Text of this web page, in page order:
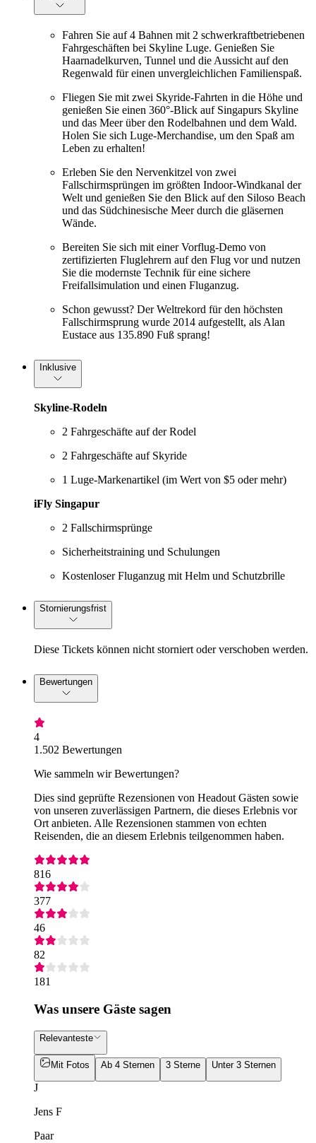
Fahren Sie auf 4 Bahnen mit 2 schwerkraftbetriebenen
Fahrgeschäften bei Skyline Luge. Genießen Sie
Haarnadelkurven, Tunnel und die Aussicht auf den
Regenwald für einen unvergleichlichen Familienspaß.
Fliegen Sie mit zwei Skyride-Fahrten in die Höhe und
genießen Sie einen 360°-Blick auf Singapurs Skyline
und das Meer über den Rodelbahnen und dem Wald.
Holen Sie sich Luge-Merchandise, um den Spaß am
Leben zu erhalten!
Erleben Sie den Nervenkitzel von zwei
Fallschirmsprüngen im größten Indoor-Windkanal der
Welt und genießen Sie den Blick auf den Siloso Beach
und das Südchinesische Meer durch die gläsernen
Wände.
Bereiten Sie sich mit einer Vorflug-Demo von
zertifizierten Fluglehrern auf den Flug vor und nutzen
Sie die modernste Technik für eine sichere
Freifallsimulation und einen Fluganzug.
Schon gewusst? Der Weltrekord für den höchsten
Fallschirmsprung wurde 2014 aufgestellt, als Alan
Eustace aus 135.890 Fuß sprang!
Inklusive
Skyline-Rodeln
2 Fahrgeschäfte auf der Rodel
2 Fahrgeschäfte auf Skyride
1 Luge-Markenartikel (im Wert von $5 oder mehr)
iFly Singapur
2 Fallschirmsprünge
Sicherheitstraining und Schulungen
Kostenloser Fluganzug mit Helm und Schutzbrille
Stornierungsfrist
Diese Tickets können nicht storniert oder verschoben werden.
Bewertungen
4
1.502 Bewertungen
Wie sammeln wir Bewertungen?
Dies sind geprüfte Rezensionen von Headout Gästen sowie
von unseren zuverlässigen Partnern, die dieses Erlebnis vor
Ort anbieten. Alle Rezensionen stammen von echten
Reisenden, die an diesem Erlebnis teilgenommen haben.
816
377
46
82
181
Was unsere Gäste sagen
Relevanteste
Mit Fotos Ab 4 Sternen 3 Sterne Unter 3 Sternen
J
Jens F
Paar